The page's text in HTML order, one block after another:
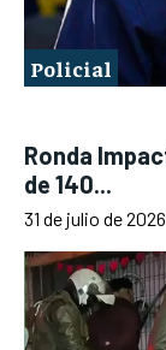
Policial
Ronda
de 140...
31 de julio de 2026